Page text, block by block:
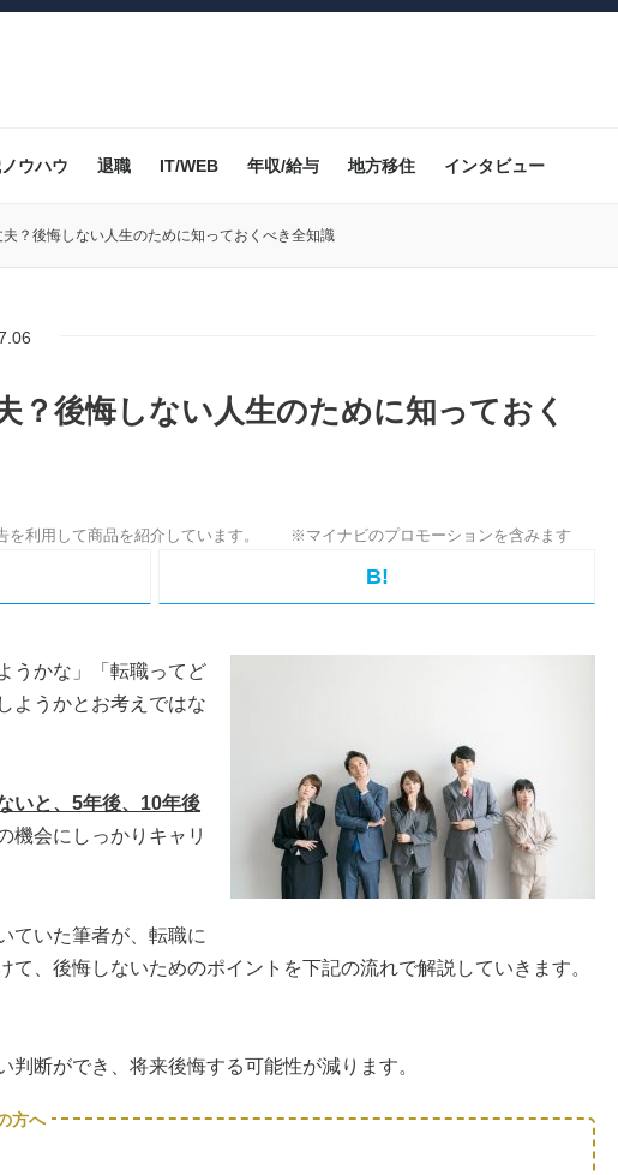
ウハウ 退職 IT/WEB 年収/給与 地方移住 インタビュー
？後悔しない人生のために知っておくべき全知識
？後悔しない人生のために知っておく
B!
うかな」「転職ってど
ようかとお考えではな
いと、5年後、10年後
機会にしっかりキャリ
ていた筆者が、転職に
て、後悔しないためのポイントを下記の流れで解説していきます。
断ができ、将来後悔する可能性が減ります。
方へ